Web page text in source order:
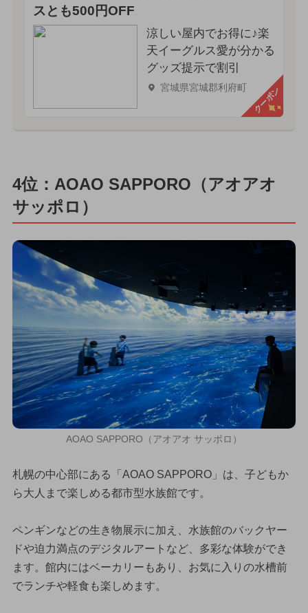
スとも500円OFF
涼しい屋内でお得に♪楽
天イーグルス愛が分かる
グッズ提示で割引
宮城県宮城郡利府町 クーポン
4位：AOAO SAPPORO（アオアオ
サッポロ）
AOAO SAPPORO（アオアオ サッポロ）
札幌の中心部にある「AOAO SAPPORO」は、子どもか
ら大人まで楽しめる都市型水族館です。
ペンギンなどの生き物展示に加え、水族館のバックヤー
ドや迫力満点のデジタルアートなど、多彩な体験ができ
ます。館内にはベーカリーもあり、お気に入りの水槽前
でランチや軽食も楽しめます。